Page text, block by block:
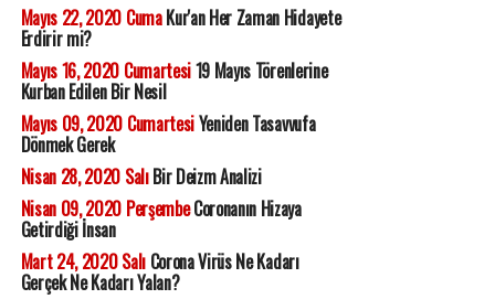
Mayıs 22, 2020 CumaKur'an Her Zaman Hidayete
Erdirir mi?
Mayıs 16, 2020 Cumartesi19 Mayıs Törenlerine
Kurban Edilen Bir Nesil
Mayıs 09, 2020 CumartesiYeniden Tasavvufa
Dönmek Gerek
Nisan 28, 2020 SalıBir Deizm Analizi
Nisan 09, 2020 PerşembeCoronanın Hizaya
Getirdiği İnsan
Mart 24, 2020 SalıCorona Virüs Ne Kadarı
Gerçek Ne Kadarı Yalan?